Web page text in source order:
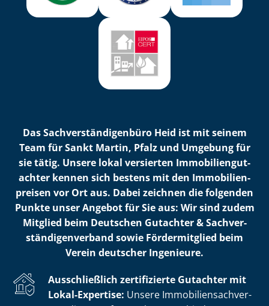
Das Sach­ver­stän­di­gen­bü­ro Heid ist mit seinem
Team für Sankt Martin, Pfalz und Umgebung für
sie tätig. Unsere lokal versierten Im­mo­bi­li­en­gut­
ach­ter kennen sich bestens mit den Im­mo­bi­li­en­
prei­sen vor Ort aus. Dabei zeichnen die folgenden
Punkte unser Angebot für Sie aus: Wir sind zudem
Mitglied beim Deutschen Gutachter & Sach­ver­
stän­di­gen­ver­band sowie Fördermitglied beim
Verein deutscher Ingenieure.
Ausschließlich zertifizierte Gutachter mit
Lokal-Expertise: Unsere Im­mo­bi­li­en­sach­ver­